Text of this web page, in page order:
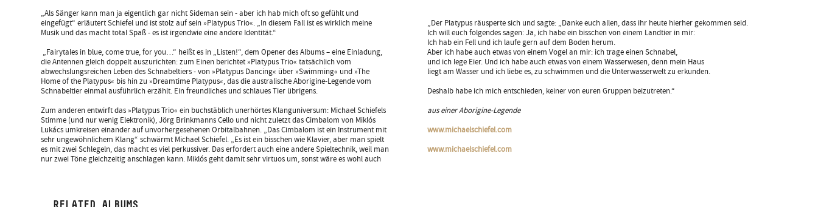
„Als Sänger kann man ja eigentlich gar nicht Sideman sein - aber ich hab mich oft so gefühlt und
eingefügt“ erläutert Schiefel und ist stolz auf sein »Platypus Trio«. „In diesem Fall ist es wirklich meine
Musik und das macht total Spaß - es ist irgendwie eine andere Identität.“
„Fairytales in blue, come true, for you…“ heißt es in „Listen!“, dem Opener des Albums – eine Einladung,
die Antennen gleich doppelt auszurichten: zum Einen berichtet »Platypus Trio« tatsächlich vom
abwechslungsreichen Leben des Schnabeltiers - von »Platypus Dancing« über »Swimming« und »The
Home of the Platypus« bis hin zu »Dreamtime Platypus«, das die australische Aborigine-Legende vom
Schnabeltier einmal ausführlich erzählt. Ein freundliches und schlaues Tier übrigens.
Zum anderen entwirft das »Platypus Trio« ein buchstäblich unerhörtes Klanguniversum: Michael Schiefels
Stimme (und nur wenig Elektronik), Jörg Brinkmanns Cello und nicht zuletzt das Cimbalom von Miklós
Lukács umkreisen einander auf unvorhergesehenen Orbitalbahnen. „Das Cimbalom ist ein Instrument mit
sehr ungewöhnlichem Klang“ schwärmt Michael Schiefel. „Es ist ein bisschen wie Klavier, aber man spielt
es mit zwei Schlegeln, das macht es viel perkussiver. Das erfordert auch eine andere Spieltechnik, weil man
nur zwei Töne gleichzeitig anschlagen kann. Miklós geht damit sehr virtuos um, sonst wäre es wohl auch
„Der Platypus räusperte sich und sagte: „Danke euch allen, dass ihr heute hierher gekommen seid.
Ich will euch folgendes sagen: Ja, ich habe ein bisschen von einem Landtier in mir:
Ich hab ein Fell und ich laufe gern auf dem Boden herum.
Aber ich habe auch etwas von einem Vogel an mir: ich trage einen Schnabel,
und ich lege Eier. Und ich habe auch etwas von einem Wasserwesen, denn mein Haus
liegt am Wasser und ich liebe es, zu schwimmen und die Unterwasserwelt zu erkunden.
Deshalb habe ich mich entschieden, keiner von euren Gruppen beizutreten.“
aus einer Aborigine-Legende
www.michaelschiefel.com
www.michaelschiefel.com
RELATED ALBUMS